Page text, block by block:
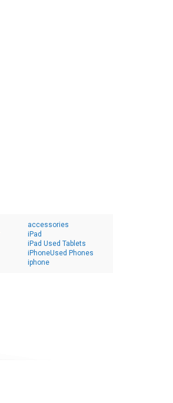
accessories
iPad
iPad Used Tablets
iPhoneUsed Phones
iphone